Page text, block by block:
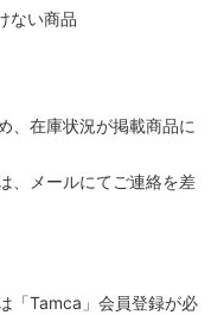
ない商品
、在庫状況が掲載商品に
、メールにてご連絡を差
「Tamca」会員登録が必